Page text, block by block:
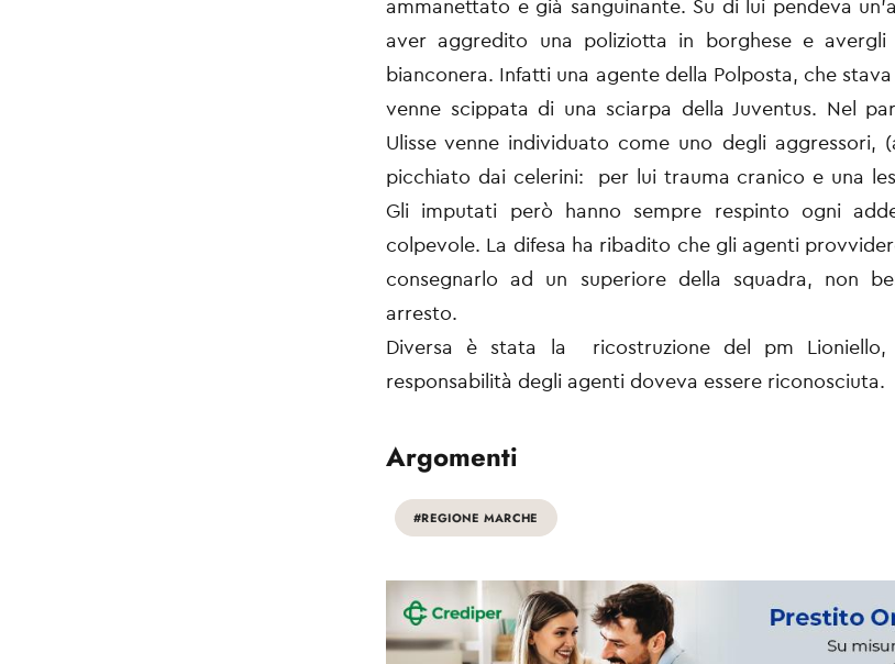
ammanettato e già sanguinante. Su di lui pendeva
aver aggredito una poliziotta in borghese e
bianconera. Infatti una agente della Polposta, che
venne scippata di una sciarpa della Juventus. Nel
Ulisse venne individuato come uno degli aggressori,
picchiato dai celerini: per lui trauma cranico e una
Gli imputati però hanno sempre respinto ogni
colpevole. La difesa ha ribadito che gli agenti
consegnarlo ad un superiore della squadra, non
arresto.
Diversa è stata la ricostruzione del pm
responsabilità degli agenti doveva essere riconosciuta.
Argomenti
#REGIONE MARCHE